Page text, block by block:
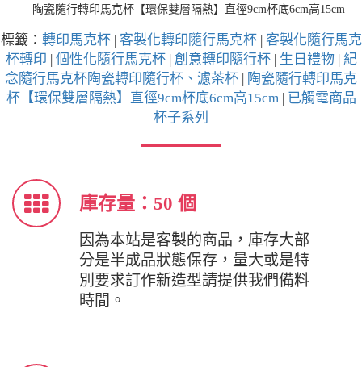
陶瓷隨行轉印馬克杯【環保雙層隔熱】直徑9cm杯底6cm高15cm
標籤： 轉印馬克杯| 客製化轉印隨行馬克杯| 客製化隨行馬克
杯轉印 | 個性化隨行馬克杯| 創意轉印隨行杯| 生日禮物| 紀
念隨行馬克杯陶瓷轉印隨行杯、濾茶杯 | 陶瓷隨行轉印馬克
杯【環保雙層隔熱】直徑9cm杯底6cm高15cm| 已觸電商品
杯子系列
庫存量：50 個
因為本站是客製的商品，庫存大部
分是半成品狀態保存，量大或是特
別要求訂作新造型請提供我們備料
時間。